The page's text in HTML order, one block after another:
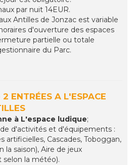
par nuit 14EUR.
Antilles de Jonzac est variable
d'ouverture des espaces
partielle ou totale
du Parc.
ENTRÉES A L'ESPACE
à L'espace ludique;
d'activités et d'équipements :
artificielles, Cascades, Toboggan,
la saison), Aire de jeux
selon la météo).